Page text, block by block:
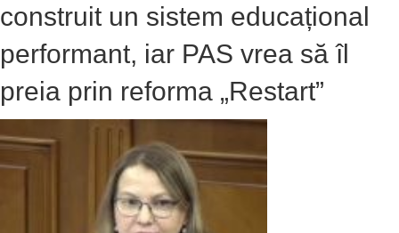
construit un sistem educațional
performant, iar PAS vrea să îl
preia prin reforma „Restart”